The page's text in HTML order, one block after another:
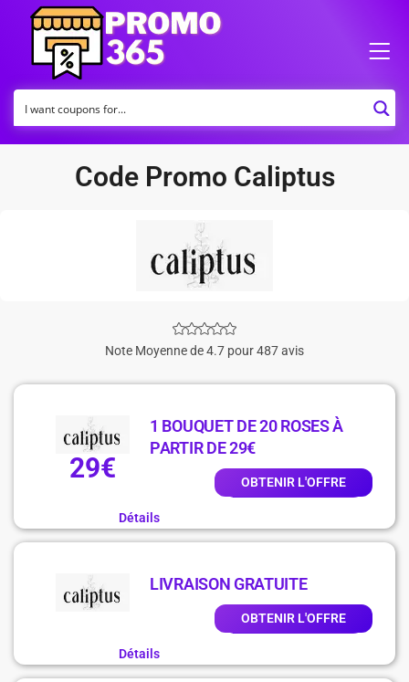
Code Promo Caliptus
Note Moyenne de 4.7 pour 487 avis
29€
1 BOUQUET DE 20 ROSES À
PARTIR DE 29€
OBTENIR L'OFFRE
Détails
LIVRAISON GRATUITE
OBTENIR L'OFFRE
Détails